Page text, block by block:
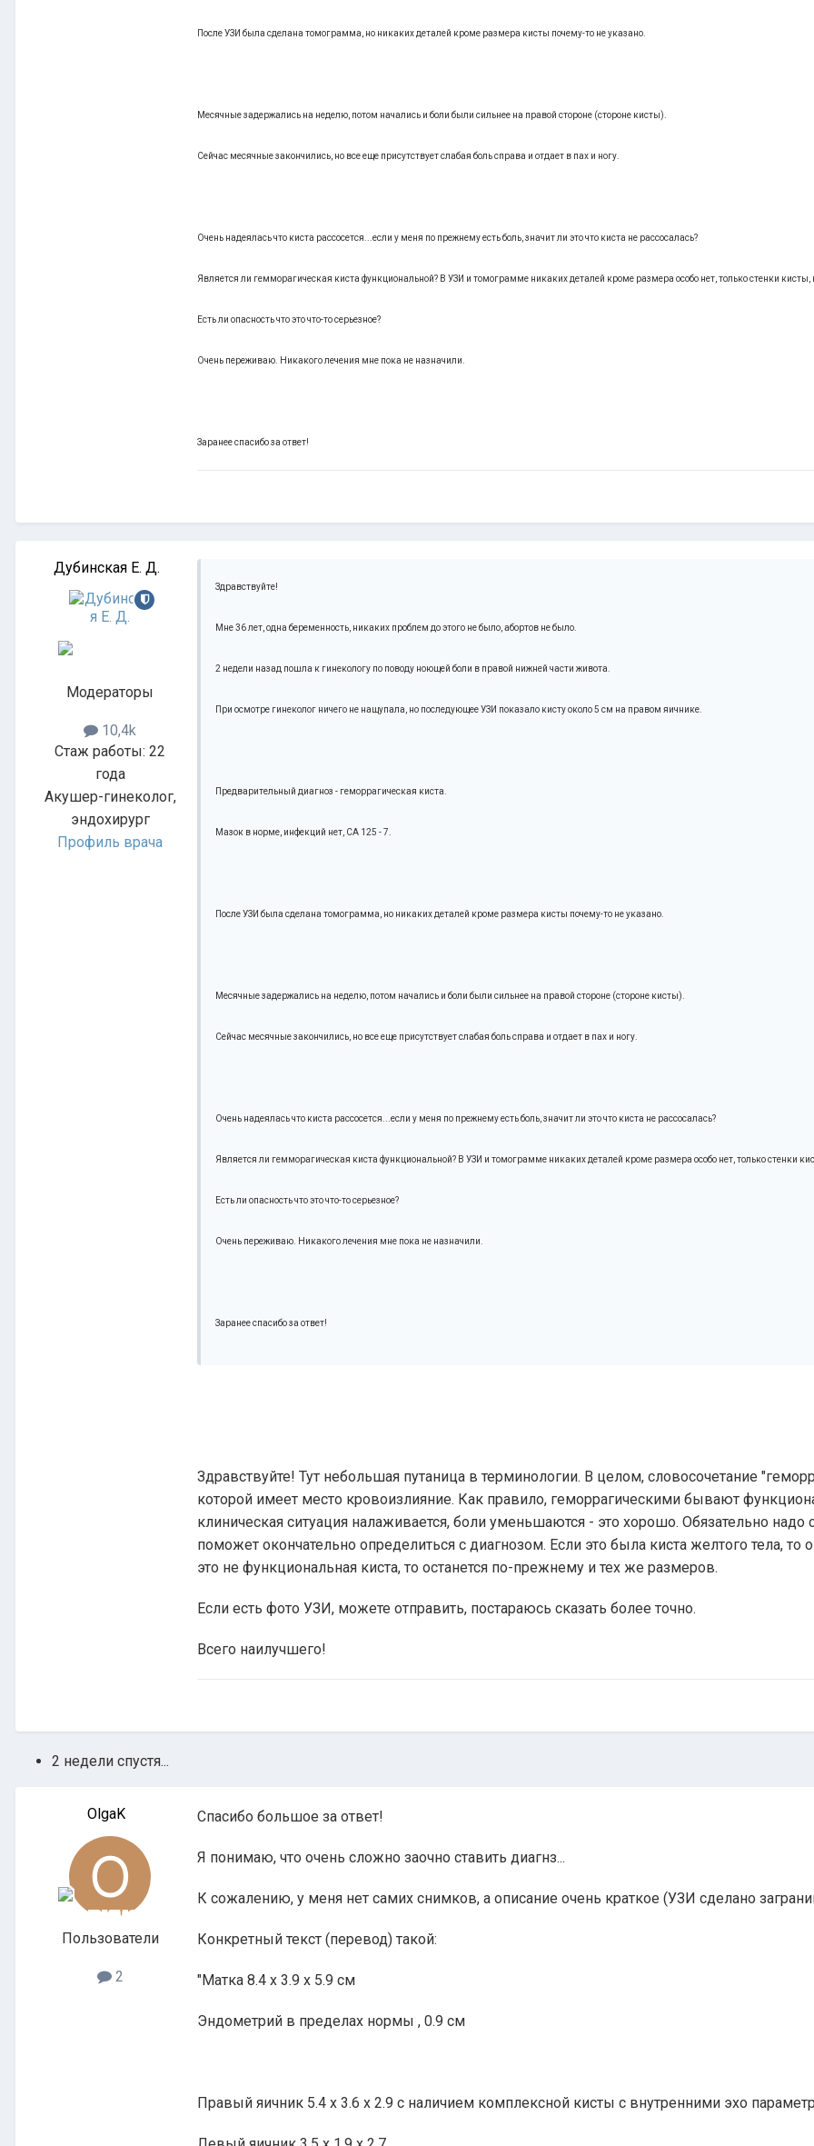
После УЗИ была сделана томограмма, но никаких деталей кроме размера кисты почему-то не указано.
Месячные задержались на неделю, потом начались и боли были сильнее на правой стороне (стороне кисты).
Сейчас месячные закончились, но все еще присутствует слабая боль справа и отдает в пах и ногу.
Очень надеялась что киста рассосется...если у меня по прежнему есть боль, значит ли это что киста не рассосалась?
Является ли гемморагическая киста функциональной? В УЗИ и томограмме никаких деталей кроме размера особо нет, только стенки кисты,
Есть ли опасность что это что-то серьезное?
Очень переживаю. Никакого лечения мне пока не назначили.
Заранее спасибо за ответ!
Дубинская Е. Д.
Модераторы
10,4k
Стаж работы: 22
года
Акушер-гинеколог,
эндохирург
Профиль врача
Здравствуйте!
Мне 36 лет, одна беременность, никаких проблем до этого не было, абортов не было.
2 недели назад пошла к гинекологу по поводу ноющей боли в правой нижней части живота.
При осмотре гинеколог ничего не нащупала, но последующее УЗИ показало кисту около 5 см на правом яичнике.
Предварительный диагноз - геморрагическая киста.
Мазок в норме, инфекций нет, СА 125 - 7.
После УЗИ была сделана томограмма, но никаких деталей кроме размера кисты почему-то не указано.
Месячные задержались на неделю, потом начались и боли были сильнее на правой стороне (стороне кисты).
Сейчас месячные закончились, но все еще присутствует слабая боль справа и отдает в пах и ногу.
Очень надеялась что киста рассосется...если у меня по прежнему есть боль, значит ли это что киста не рассосалась?
Является ли гемморагическая киста функциональной? В УЗИ и томограмме никаких деталей кроме размера особо нет, только стенки
Есть ли опасность что это что-то серьезное?
Очень переживаю. Никакого лечения мне пока не назначили.
Заранее спасибо за ответ!
Здравствуйте! Тут небольшая путаница в терминологии. В целом, словосочетание
которой имеет место кровоизлияние. Как правило, геморрагическими бывают
клиническая ситуация налаживается, боли уменьшаются - это хорошо. Обязательно
поможет окончательно определиться с диагнозом. Если это была киста желтого тела, то
это не функциональная киста, то останется по-прежнему и тех же размеров.
Если есть фото УЗИ, можете отправить, постараюсь сказать более точно.
Всего наилучшего!
2 недели спустя...
OlgaK
Пользователи
2
Спасибо большое за ответ!
Я понимаю, что очень сложно заочно ставить диагнз...
К сожалению, у меня нет самих снимков, а описание очень краткое (УЗИ сделано
Конкретный текст (перевод) такой:
"Матка 8.4 х 3.9 х 5.9 см
Эндометрий в пределах нормы , 0.9 см
Правый яичник 5.4 х 3.6 х 2.9 с наличием комплексной кисты с внутренними эхо